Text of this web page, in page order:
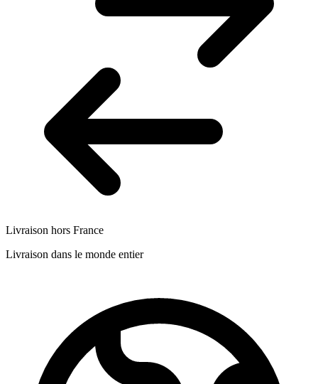
Livraison hors France
Livraison dans le monde entier